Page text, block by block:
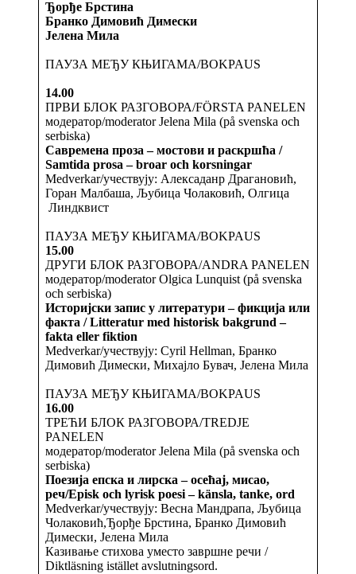
Ђорђе Брстина
Бранко Димовић Димески
Јелена Мила
ПАУЗА МЕЂУ КЊИГАМА/BOKPAUS
14.00
ПРВИ БЛОК РАЗГОВОРА/FÖRSTA PANELEN
модератор/moderator Jelena Mila (på svenska och
serbiska)
Савремена проза – мостови и раскршћа /
Samtida prosa – broar och korsningar
Medverkar/учествују: Алексаданр Драгановић,
Горан Малбаша, Љубица Чолаковић, Олгица
Линдквист
ПАУЗА МЕЂУ КЊИГАМА/BOKPAUS
15.00
ДРУГИ БЛОК РАЗГОВОРА/ANDRA PANELEN
модератор/moderator Olgica Lunquist (på svenska
och serbiska)
Историјски запис у литератури – фикција или
факта / Litteratur med historisk bakgrund –
fakta eller fiktion
Medverkar/учествују: Cyril Hellman, Бранко
Димовић Димески, Михајло Бувач, Јелена Мила
ПАУЗА МЕЂУ КЊИГАМА/BOKPAUS
16.00
ТРЕЋИ БЛОК РАЗГОВОРА/TREDJE
PANELEN
модератор/moderator Jelena Mila (på svenska och
serbiska)
Поезија епска и лирска – осећај, мисао,
реч/Episk och lyrisk poesi – känsla, tanke, ord
Medverkar/учествују: Весна Мандрапа, Љубица
Чолаковић,Ђорђе Брстина, Бранко Димовић
Димески, Јелена Мила
Казивање стихова уместо завршне речи /
Diktläsning istället avslutningsord.